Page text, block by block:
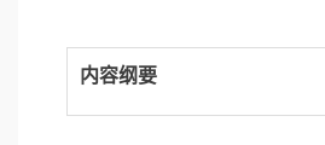
内容纲要